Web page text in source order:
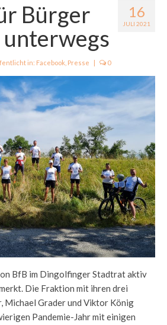
16
JULI 2021
Bürger
in: Facebook Presse 0
BfB im Dingolfinger Stadtrat aktiv
Die Fraktion mit ihren drei
Michael Grader und Viktor König
Pandemie-Jahr mit einigen